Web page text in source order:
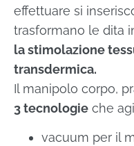
effettuare si
trasformano le dita
la stimolazione
transdermica.
Il manipolo corpo,
3 tecnologie che
vacuum per il